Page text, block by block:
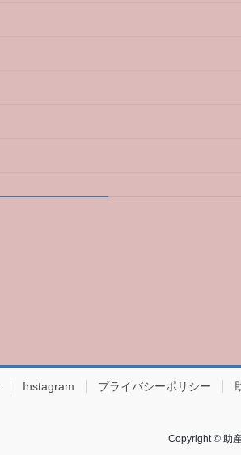
Instagram プライバシーポリシー
Copyright © 助